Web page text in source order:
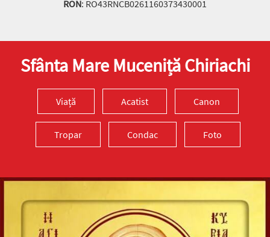
RON: RO43RNCB0261160373430001
Sfânta Mare Muceniță Chiriachi
Viață Acatist Canon
Tropar Condac Foto